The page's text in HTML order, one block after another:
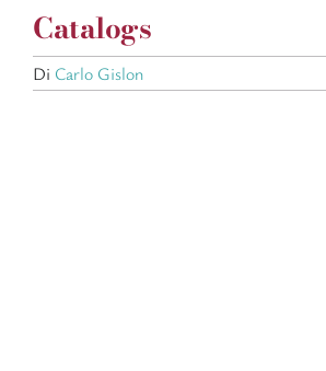
Catalogs
Di Carlo Gislon